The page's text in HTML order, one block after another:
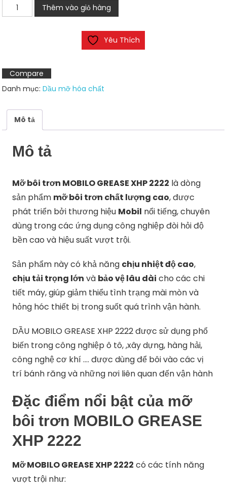
Mobilo
số
lượng
Thêm vào giỏ hàng
Yêu Thích
Compare
Danh mục:Dầu mỡ hóa chất
Mô tả
Mô tả
Mỡbôi trơn MOBILOGREASEXHP2222 làdòng
sản phẩm mỡbôi trơn chất lượng cao,được
phát triển bởi thương hiệu Mobil nổi tiếng,chuyên
dùng trongcác ứngdụngcông nghiệpđòi hỏiđộ
bềncaovà hiệusuấtvượt trội.
Sản phẩm nàycó khả năng chịu nhiệtđộcao,
chịu tải trọng lớn và bảovệlâu dài chocácchi
tiết máy,giúpgiảm thiểu tình trạng mài mònvà
hỏng hóc thiết bị trongsuốtquá trìnhvận hành.
DẦU MOBILO GREASE XHP 2222 được sử dụng phổ
biến trong công nghiệp ô tô, ,xây dựng, hàng hải,
công nghệ cơ khí …. được dùng để bôi vào các vị
trí bánh răng và những nơi liên quan đến vận hành
Đặc điểm nổi bật của mỡ
bôitrơn MOBILO GREASE
XHP 2222
MỡMOBILOGREASEXHP2222 cócác tính năng
vượt trội như: